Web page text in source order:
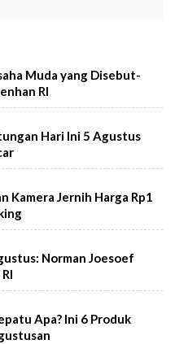
Muda yang Disebut-
RI
Hari Ini 5 Agustus
Kamera Jernih Harga Rp1
Norman Joesoef
Apa? Ini 6 Produk